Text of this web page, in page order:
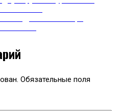
Обязательные поля